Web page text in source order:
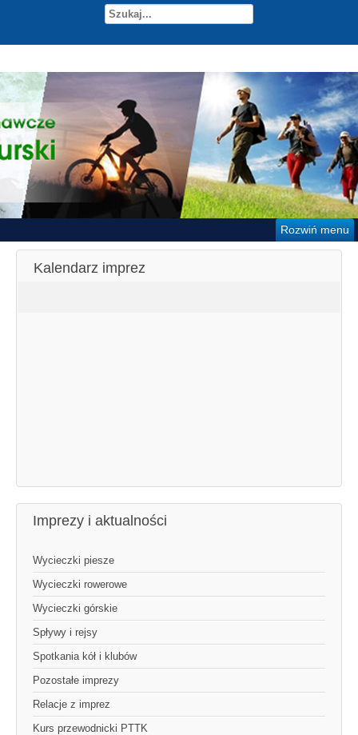
Rozwiń menu
Kalendarz imprez
Imprezy i aktualności
Wycieczki piesze
Wycieczki rowerowe
Wycieczki górskie
Spływy i rejsy
Spotkania kół i klubów
Pozostałe imprezy
Relacje z imprez
Kurs przewodnicki PTTK